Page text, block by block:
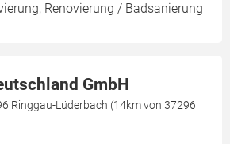
Renovierung / Badsanierung
GmbH
Ringgau-Lüderbach (14km von 37296